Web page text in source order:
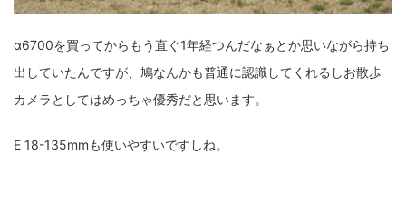
α6700を買ってからもう直ぐ1年経つんだなぁとか思いながら持ち
出していたんですが、鳩なんかも普通に認識してくれるしお散歩
カメラとしてはめっちゃ優秀だと思います。
E 18-135mmも使いやすいですしね。